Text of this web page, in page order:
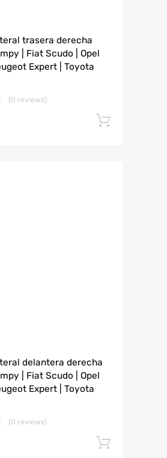
trasera derecha
| Fiat Scudo | Opel
Expert | Toyota
(0 reviews)
delantera derecha
| Fiat Scudo | Opel
Expert | Toyota
(0 reviews)